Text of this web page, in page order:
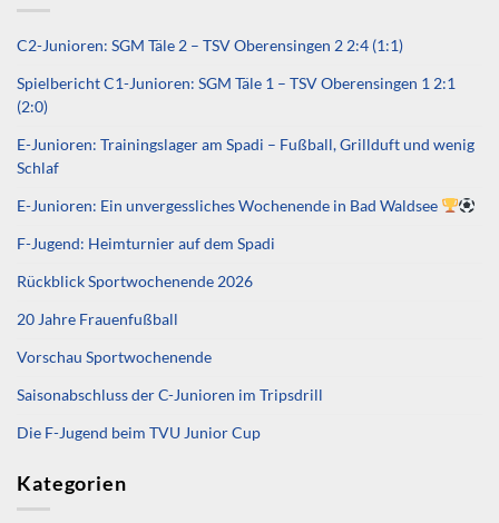
C2-Junioren: SGM Täle 2 – TSV Oberensingen 2 2:4 (1:1)
Spielbericht C1-Junioren: SGM Täle 1 – TSV Oberensingen 1 2:1
(2:0)
E-Junioren: Trainingslager am Spadi – Fußball, Grillduft und wenig
Schlaf
E-Junioren: Ein unvergessliches Wochenende in Bad Waldsee
F-Jugend: Heimturnier auf dem Spadi
Rückblick Sportwochenende 2026
20 Jahre Frauenfußball
Vorschau Sportwochenende
Saisonabschluss der C-Junioren im Tripsdrill
Die F-Jugend beim TVU Junior Cup
Kategorien